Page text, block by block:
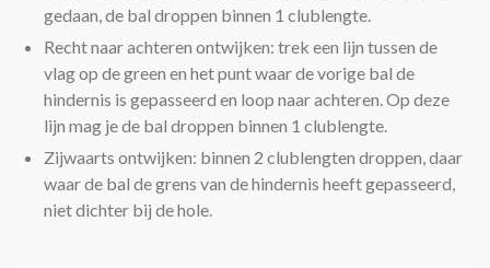
gedaan, de bal droppen binnen 1 clublengte.
Recht naar achteren ontwijken: trek een lijn tussen de
vlag op de green en het punt waar de vorige bal de
hindernis is gepasseerd en loop naar achteren. Op deze
lijn mag je de bal droppen binnen 1 clublengte.
Zijwaarts ontwijken: binnen 2 clublengten droppen, daar
waar de bal de grens van de hindernis heeft gepasseerd,
niet dichter bij de hole.